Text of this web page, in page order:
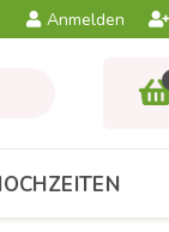
Anmelden